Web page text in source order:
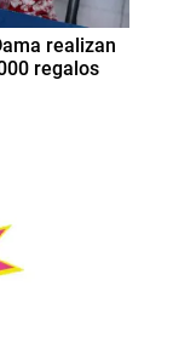
realizan
regalos